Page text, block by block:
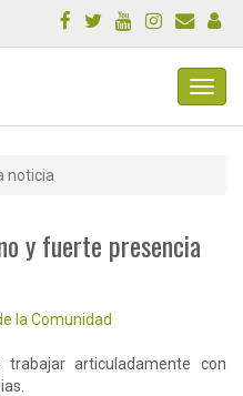
noticia
y fuerte presencia
la Comunidad
articuladamente con